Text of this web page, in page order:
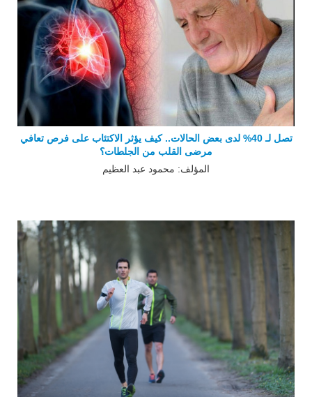
تصل لـ 40% لدى بعض الحالات.. كيف يؤثر الاكتئاب على فرص تعافي
مرضى القلب من الجلطات؟
المؤلف: محمود عبد العظيم